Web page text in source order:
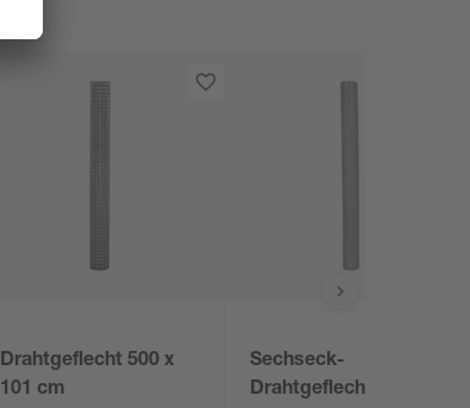
Drahtgeflecht 500 x
101 cm
Sechseck-
Drahtgeflecht silbern